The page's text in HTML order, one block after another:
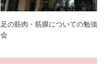
足の筋肉・筋膜についての勉強
会